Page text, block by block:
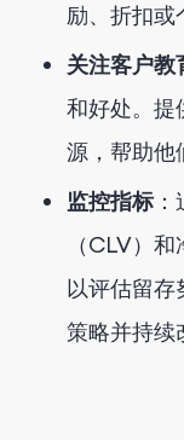
励、折扣或
关注客户教
和好处。提
源，帮助他
监控指标：
（CLV）
以评估留存
策略并持续